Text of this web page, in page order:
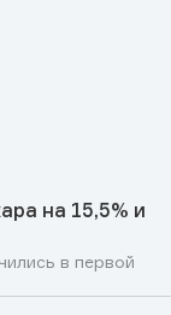
на 15,5% и
в первой